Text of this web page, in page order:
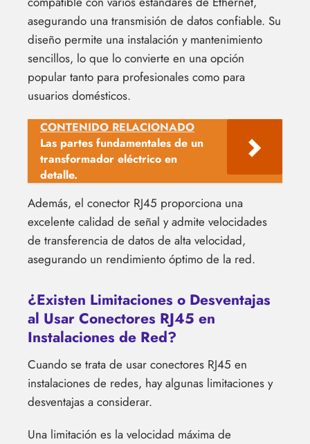
asegurando una transmisión de datos confiable. Su
diseño permite una instalación y mantenimiento
sencillos, lo que lo convierte en una opción
popular tanto para profesionales como para
usuarios domésticos.
CONTENIDO RELACIONADO
Las partes fundamentales de un
transformador eléctrico en
detalle.
Además, el conector RJ45 proporciona una
excelente calidad de señal y admite velocidades
de transferencia de datos de alta velocidad,
asegurando un rendimiento óptimo de la red.
¿Existen Limitaciones o Desventajas
al Usar Conectores RJ45 en
Instalaciones de Red?
Cuando se trata de usar conectores RJ45 en
instalaciones de redes, hay algunas limitaciones y
desventajas a considerar.
Una limitación es la velocidad máxima de